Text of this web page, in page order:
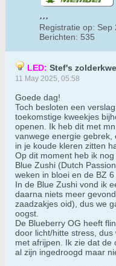
Registratie op: Sep
Berichten: 535
LED: Stef's
11 May 2025, 05:58
Goede dag!
Toch besloten een
toekomstige kweekjes
openen. Ik heb dit met
vanwege energie gebrek,
in je koude kleren zitten
Op dit moment heb ik
Blue Zushi (Dutch
weken in bloei en de BZ 6
In de Blue Zushi vond ik
daarna niets meer
zaadzakjes oid), dus we
oogst.
De Blueberry OG heeft
door licht/hitte stress,
met afrijpen. Ik zie dat de
al zijn ingedroogd maar